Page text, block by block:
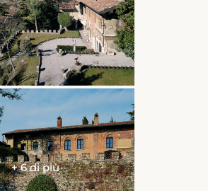
+ 6 di più